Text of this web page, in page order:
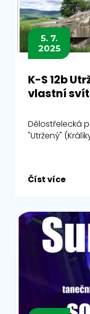
5. 7.
2025
K-S 12b
vlastní
Dělostřelecká
"Utržený"
Číst více